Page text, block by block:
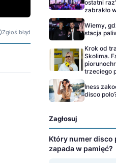
Zgłoś błąd
ostatni
zabrakło
Wiemy,
stacja
Krok od
Skolima.
trzeciego
Iness
disco
Zagłosuj
Który numer disco
zapada w pamięć?